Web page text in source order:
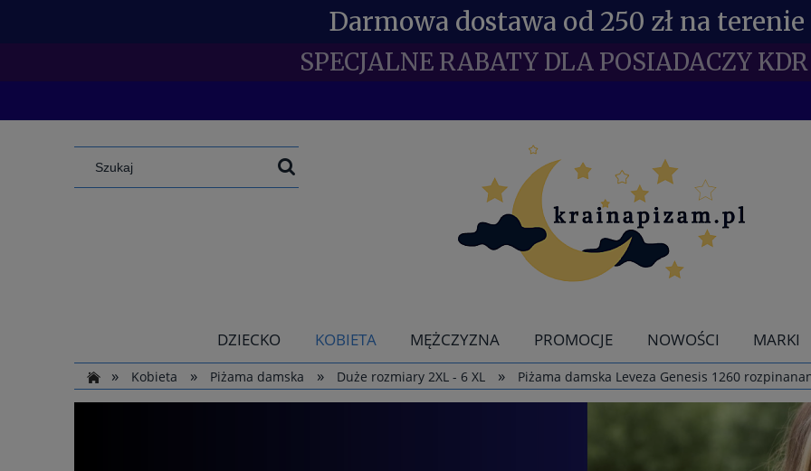
Darmowa dostawa od 250 zł na
SPECJALNE RABATY DLA POSIADACZY
DZIECKO KOBIETA MĘŻCZYZNA PROMOCJE NOWOŚCI MARKI
»
Kobieta » Piżama damska » Duże rozmiary 2XL - 6 XL » Piżama damska Leveza Genesis 1260